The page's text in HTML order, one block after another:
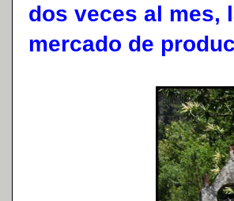
dos veces al mes,
mercado de